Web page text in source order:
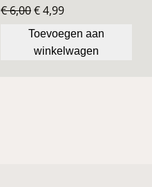
€6,00Oorspronkelijke
prijs
was:
€4,99Huidige
is:
€ 4,99.
Toevoegen aan
winkelwagen